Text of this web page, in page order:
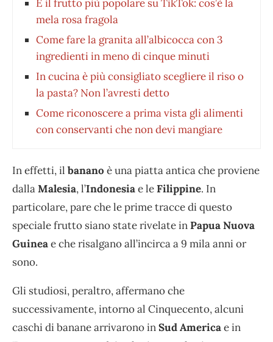
È il frutto più popolare su TikTok: cos’è la
mela rosa fragola
Come fare la granita all’albicocca con 3
ingredienti in meno di cinque minuti
In cucina è più consigliato scegliere il riso o
la pasta? Non l’avresti detto
Come riconoscere a prima vista gli alimenti
con conservanti che non devi mangiare
In effetti, il banano è una piatta antica che proviene
dallaMalesia, l’Indonesiae leFilippine. In
particolare, pare che le prime tracce di questo
speciale frutto siano state rivelate inPapua Nuova
Guineae che risalgano all’incirca a 9 mila anni or
sono.
Gli studiosi, peraltro, affermano che
successivamente, intorno al Cinquecento, alcuni
caschi di banane arrivarono inSud Americae in